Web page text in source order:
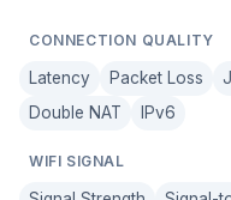
CONNECTION QUALITY
Latency Packet Loss
Double NAT
IPv6
WIFI SIGNAL